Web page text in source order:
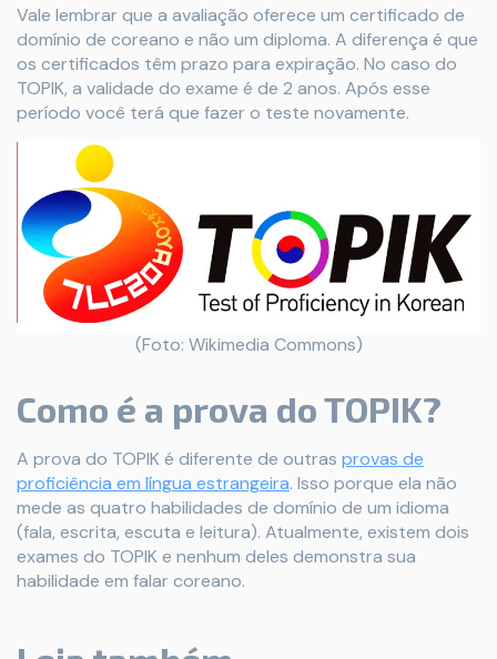
Vale lembrar que a avaliação oferece um certificado de
domínio de coreano e não um diploma. A diferença é que
os certificados têm prazo para expiração. No caso do
TOPIK, a validade do exame é de 2 anos. Após esse
período você terá que fazer o teste novamente.
(Foto: Wikimedia Commons)
Como é a prova do TOPIK?
A prova do TOPIK é diferente de outras provas de
proficiência em língua estrangeira. Isso porque ela não
mede as quatro habilidades de domínio de um idioma
(fala, escrita, escuta e leitura). Atualmente, existem dois
exames do TOPIK e nenhum deles demonstra sua
habilidade em falar coreano.